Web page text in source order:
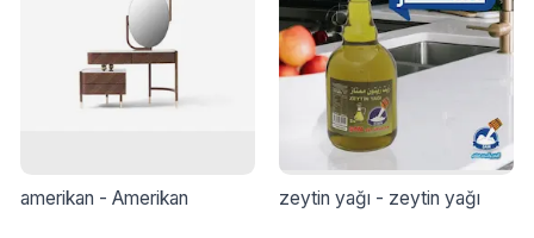
amerikan - Amerikan zeytin yağı - zeytin yağı